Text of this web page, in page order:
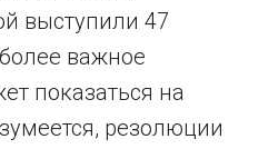
выступили 47
важное
показаться на
резолюции